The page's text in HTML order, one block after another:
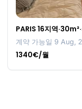
PARIS 16지역
계약 가능일 9 Aug,
1340€/월